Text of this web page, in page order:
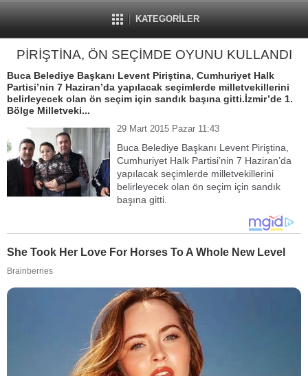
KATEGORİLER
PİRİŞTİNA, ÖN SEÇİMDE OYUNU KULLANDI
Buca Belediye Başkanı Levent Piriştina, Cumhuriyet Halk
Partisi’nin 7 Haziran’da yapılacak seçimlerde milletvekillerini
belirleyecek olan ön seçim için sandık başına gitti.İzmir’de 1.
Bölge Milletveki...
29 Mart 2015 Pazar 11:43
Buca Belediye Başkanı Levent Piriştina,
Cumhuriyet Halk Partisi’nin 7 Haziran’da
yapılacak seçimlerde milletvekillerini
belirleyecek olan ön seçim için sandık
başına gitti.